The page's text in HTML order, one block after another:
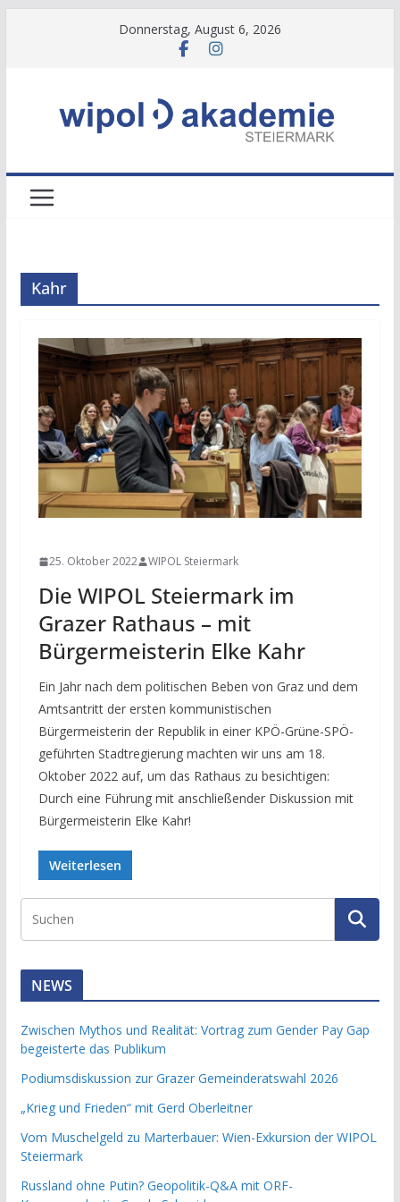
Donnerstag, August 6, 2026
Kahr
25. Oktober 2022 WIPOL Steiermark
Die WIPOL Steiermark im
Grazer Rathaus – mit
Bürgermeisterin Elke Kahr
Ein Jahr nach dem politischen Beben von Graz und dem
Amtsantritt der ersten kommunistischen
Bürgermeisterin der Republik in einer KPÖ-Grüne-SPÖ-
geführten Stadtregierung machten wir uns am 18.
Oktober 2022 auf, um das Rathaus zu besichtigen:
Durch eine Führung mit anschließender Diskussion mit
Bürgermeisterin Elke Kahr!
Weiterlesen
NEWS
Zwischen Mythos und Realität: Vortrag zum Gender Pay Gap
begeisterte das Publikum
Podiumsdiskussion zur Grazer Gemeinderatswahl 2026
„Krieg und Frieden“ mit Gerd Oberleitner
Vom Muschelgeld zu Marterbauer: Wien-Exkursion der WIPOL
Steiermark
Russland ohne Putin? Geopolitik-Q&A mit ORF-